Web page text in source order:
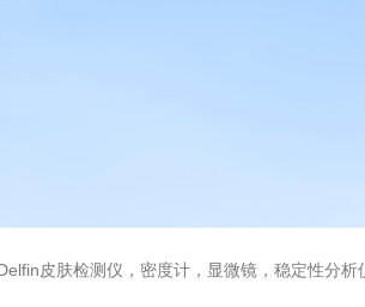
皮肤检测仪，密度计，显微镜，稳定性分